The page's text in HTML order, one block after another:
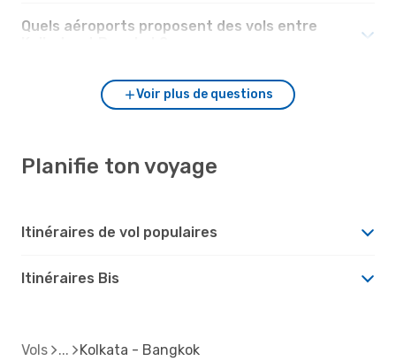
Quels aéroports proposent des vols entre
Voir plus de questions
Planifie ton voyage
Itinéraires de vol populaires
Itinéraires Bis
Vols Kolkata - Bangkok